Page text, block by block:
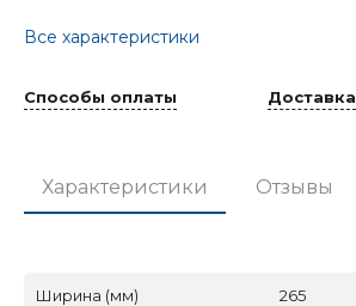
Все характеристики
Способы оплаты Доставка
Характеристики Отзывы
Ширина (мм) 265